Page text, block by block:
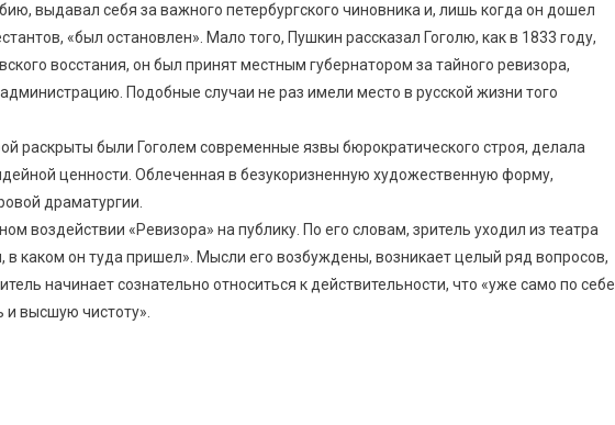
выдавал себя за важного петербургского чиновника и, лишь когда он дошел
«был остановлен». Мало того, Пушкин рассказал Гоголю, как в 1833 году,
восстания, он был принят местным губернатором за тайного ревизора,
Подобные случаи не раз имели место в русской жизни того
раскрыты были Гоголем современные язвы бюрократического строя, делала
ценности. Облеченная в безукоризненную художественную форму,
драматургии.
воздействии «Ревизора» на публику. По его словам, зритель уходил из театра
в каком он туда пришел». Мысли его возбуждены, возникает целый ряд вопросов,
начинает сознательно относиться к действительности, что «уже само по себе
высшую чистоту».